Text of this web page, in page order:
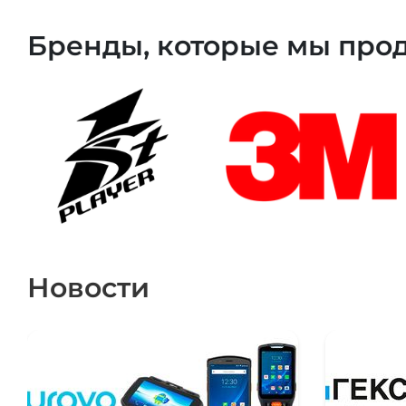
Бренды, которые мы
Новости